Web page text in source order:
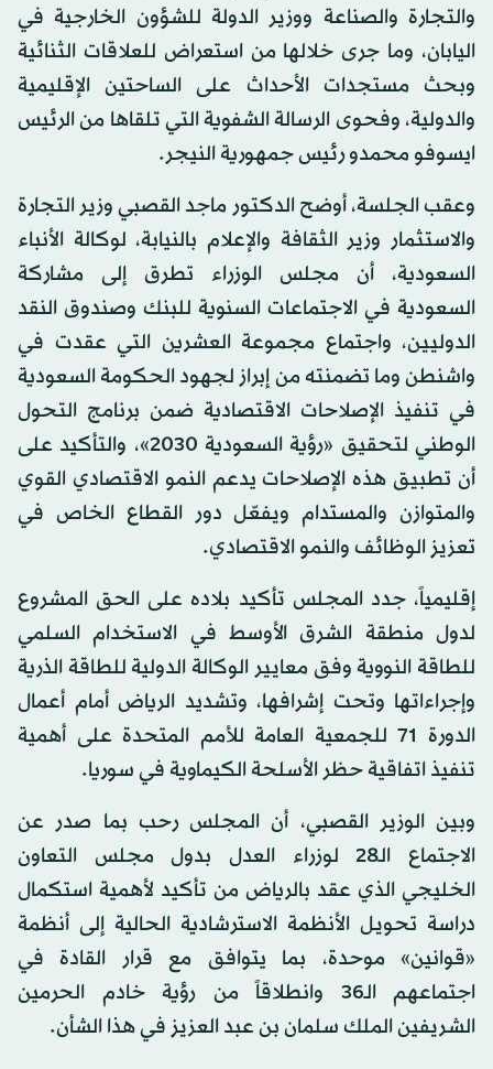
والتجارة والصناعة ووزير الدولة للشؤون الخارجية في
اليابان، وما جرى خلالها من استعراض للعلاقات الثنائية
وبحث مستجدات الأحداث على الساحتين الإقليمية
والدولية، وفحوى الرسالة الشفوية التي تلقاها من الرئيس
ايسوفو محمدو رئيس جمهورية النيجر.
وعقب الجلسة، أوضح الدكتور ماجد القصبي وزير التجارة
والاستثمار وزير الثقافة والإعلام بالنيابة، لوكالة الأنباء
السعودية، أن مجلس الوزراء تطرق إلى مشاركة
السعودية في الاجتماعات السنوية للبنك وصندوق النقد
الدوليين، واجتماع مجموعة العشرين التي عقدت في
واشنطن وما تضمنته من إبراز لجهود الحكومة السعودية
في تنفيذ الإصلاحات الاقتصادية ضمن برنامج التحول
الوطني لتحقيق «رؤية السعودية 2030»، والتأكيد على
أن تطبيق هذه الإصلاحات يدعم النمو الاقتصادي القوي
والمتوازن والمستدام ويفعّل دور القطاع الخاص في
تعزيز الوظائف والنمو الاقتصادي.
إقليمياً، جدد المجلس تأكيد بلاده على الحق المشروع
لدول منطقة الشرق الأوسط في الاستخدام السلمي
للطاقة النووية وفق معايير الوكالة الدولية للطاقة الذرية
وإجراءاتها وتحت إشرافها، وتشديد الرياض أمام أعمال
الدورة 71 للجمعية العامة للأمم المتحدة على أهمية
تنفيذ اتفاقية حظر الأسلحة الكيماوية في سوريا.
وبين الوزير القصبي، أن المجلس رحب بما صدر عن
الاجتماع الـ28 لوزراء العدل بدول مجلس التعاون
الخليجي الذي عقد بالرياض من تأكيد لأهمية استكمال
دراسة تحويل الأنظمة الاسترشادية الحالية إلى أنظمة
«قوانين» موحدة، بما يتوافق مع قرار القادة في
اجتماعهم الـ36 وانطلاقاً من رؤية خادم الحرمين
الشريفين الملك سلمان بن عبد العزيز في هذا الشأن.